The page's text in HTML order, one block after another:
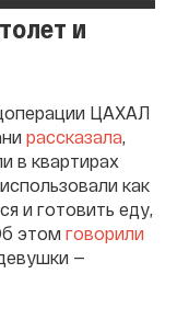
и
ЦАХАЛ
рассказала,
в квартирах
как
и готовить еду,
этом говорили
—